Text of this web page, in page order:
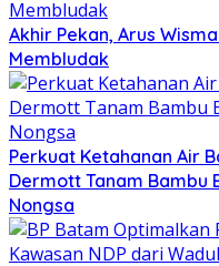
Akhir Pekan, Arus
Membludak
Perkuat Ketahanan Air
Dermott Tanam Bambu
Nongsa